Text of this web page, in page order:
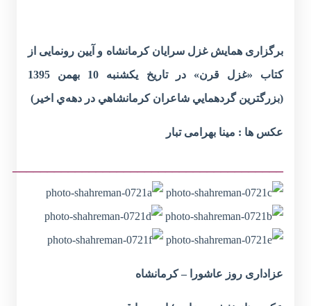
برگزاری همايش غزل سرایان کرمانشاه و آیین رونمایی از
کتاب «غزل قرن» در تاریخ یکشنبه 10 بهمن 1395
(بزرگترين ‌گردهمايي ‌شاعران ‌کرمانشاهي ‌در دهه‌ي ‌اخير)
عکس ها : مینا بهرامی تبار
عزاداری روز عاشورا – کرمانشاه